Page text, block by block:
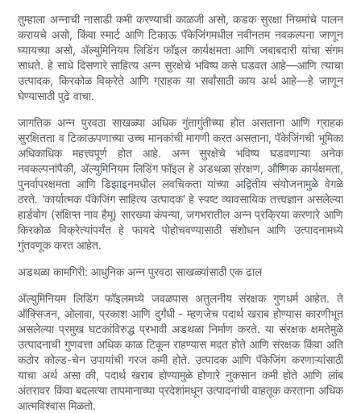
तुम्हाला अन्नाची नासाडी कमी करण्याची काळजी असो, कडक सुरक्षा नियमांचे पालन
करायचे असो, किंवा स्मार्ट आणि टिकाऊ पॅकेजिंगमधील नवीनतम नवकल्पना जाणून
घ्यायच्या असो, ॲल्युमिनियम लिडिंग फॉइल कार्यक्षमता आणि जबाबदारी यांचा संगम
साधते. हे साधे दिसणारे साहित्य अन्न सुरक्षेचे भविष्य कसे घडवत आहे—आणि त्याचा
उत्पादक, किरकोळ विक्रेते आणि ग्राहक या सर्वांसाठी काय अर्थ आहे—हे जाणून
घेण्यासाठी पुढे वाचा.
जागतिक अन्न पुरवठा साखळ्या अधिक गुंतागुंतीच्या होत असताना आणि ग्राहक
सुरक्षितता व टिकाऊपणाच्या उच्च मानकांची मागणी करत असताना, पॅकेजिंगची भूमिका
अधिकाधिक महत्त्वपूर्ण होत आहे. अन्न सुरक्षेचे भविष्य घडवणाऱ्या अनेक
नवकल्पनांपैकी, ॲल्युमिनियम लिडिंग फॉइल हे अडथळा संरक्षण, औष्णिक कार्यक्षमता,
पुनर्वापरक्षमता आणि डिझाइनमधील लवचिकता यांच्या अद्वितीय संयोजनामुळे वेगळे
ठरते. 'कार्यात्मक पॅकेजिंग साहित्य उत्पादक' हे स्पष्ट व्यावसायिक तत्त्वज्ञान असलेल्या
हार्डवोग (संक्षिप्त नाव हैमू) सारख्या कंपन्या, जगभरातील अन्न प्रक्रिया करणारे आणि
किरकोळ विक्रेत्यांपर्यंत हे फायदे पोहोचवण्यासाठी संशोधन आणि उत्पादनामध्ये
गुंतवणूक करत आहेत.
अडथळा कामगिरी: आधुनिक अन्न पुरवठा साखळ्यांसाठी एक ढाल
ॲल्युमिनियम लिडिंग फॉइलमध्ये जवळपास अतुलनीय संरक्षक गुणधर्म आहेत. ते
ऑक्सिजन, ओलावा, प्रकाश आणि दुर्गंधी - म्हणजेच पदार्थ खराब होण्यास कारणीभूत
असलेल्या प्रमुख घटकांविरुद्ध प्रभावी अडथळा निर्माण करते. या संरक्षक क्षमतेमुळे
उत्पादनाची गुणवत्ता अधिक काळ टिकून राहण्यास मदत होते आणि संरक्षक किंवा अति
कठोर कोल्ड-चेन उपायांची गरज कमी होते. उत्पादक आणि पॅकेजिंग करणाऱ्यांसाठी
याचा अर्थ असा की, पदार्थ खराब होण्यामुळे होणारे नुकसान कमी होते आणि लांब
अंतरावर किंवा बदलत्या तापमानाच्या प्रदेशांमधून उत्पादनांची वाहतूक करताना अधिक
आत्मविश्वास मिळतो.